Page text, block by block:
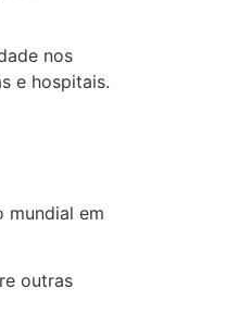
nos
e hospitais.
mundial em
outras